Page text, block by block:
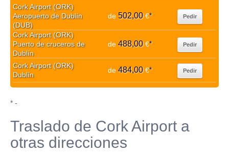
Cork Airport (ORK)
Aeropuerto de Dublín
(DUB)
de 502,00€* Pedir
Cork Airport (ORK)
Puerto de cruceros de
Dublín
de 488,00€* Pedir
Cork Airport (ORK)
Dublín
de 484,00€* Pedir
* -
Traslado de Cork Airport a
otras direcciones